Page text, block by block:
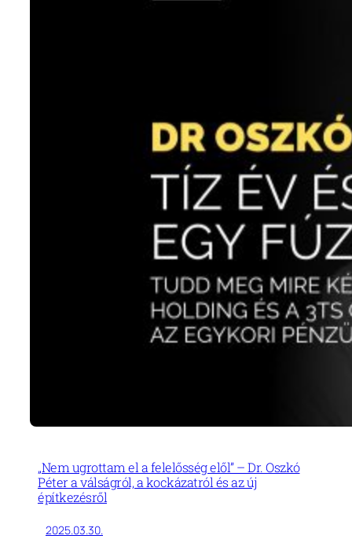
„Nem ugrottam el a felelősség elől” – Dr. Oszkó
Péter a válságról, a kockázatról és az új
építkezésről
2025.03.30.